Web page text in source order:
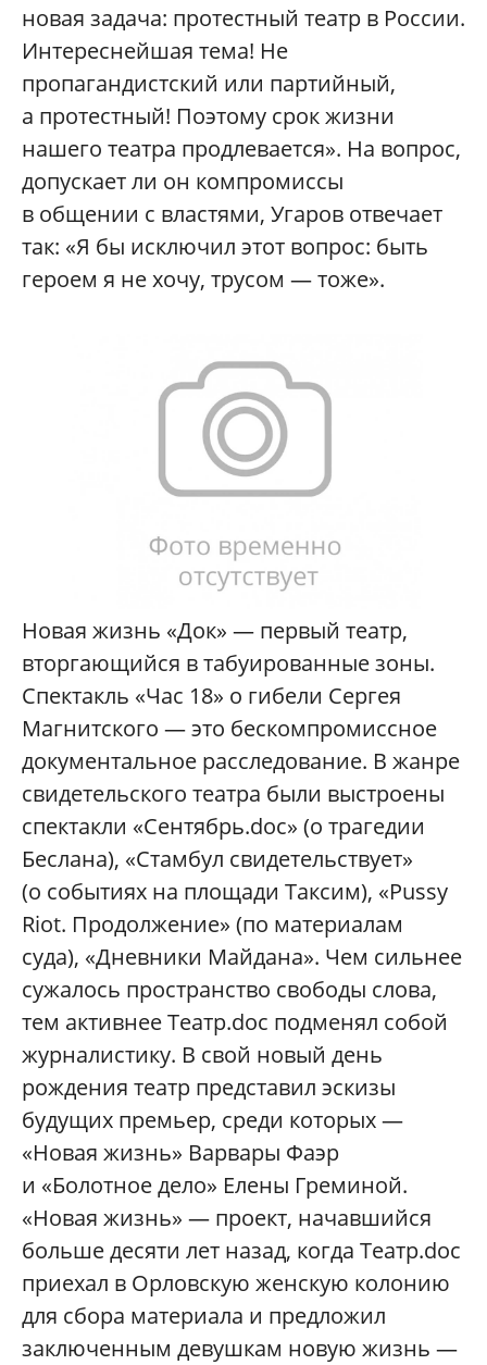
новая задача: протестный театр в России.
Интереснейшая тема! Не
пропагандистский или партийный,
а протестный! Поэтому срок жизни
нашего театра продлевается». На вопрос,
допускает ли он компромиссы
в общении с властями, Угаров отвечает
так: «Я бы исключил этот вопрос: быть
героем я не хочу, трусом — тоже».
Новая жизнь «Док» — первый театр,
вторгающийся в табуированные зоны.
Спектакль «Час 18» о гибели Сергея
Магнитского — это бескомпромиссное
документальное расследование. В жанре
свидетельского театра были выстроены
спектакли «Сентябрь.doc» (о трагедии
Беслана), «Стамбул свидетельствует»
(о событиях на площади Таксим), «Pussy
Riot. Продолжение» (по материалам
суда), «Дневники Майдана». Чем сильнее
сужалось пространство свободы слова,
тем активнее Театр.doc подменял собой
журналистику. В свой новый день
рождения театр представил эскизы
будущих премьер, среди которых —
«Новая жизнь» Варвары Фаэр
и «Болотное дело» Елены Греминой.
«Новая жизнь» — проект, начавшийся
больше десяти лет назад, когда Театр.doc
приехал в Орловскую женскую колонию
для сбора материала и предложил
заключенным девушкам новую жизнь —